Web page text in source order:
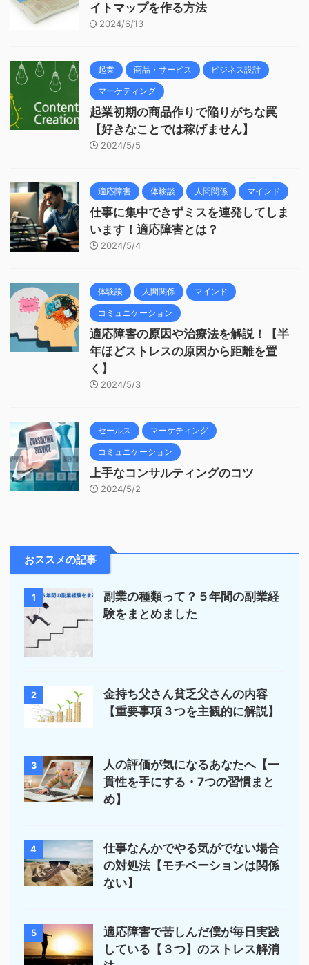
イトマップを作る方法
2024/6/13
起業 商品・サービス ビジネス設計
マーケティング
起業初期の商品作りで陥りがちな罠
【好きなことでは稼げません】
2024/5/5
適応障害 体験談 人間関係 マインド
仕事に集中できずミスを連発してしま
います！適応障害とは？
2024/5/4
体験談 人間関係 マインド
コミュニケーション
適応障害の原因や治療法を解説！【半
年ほどストレスの原因から距離を置
く】
2024/5/3
セールス マーケティング
コミュニケーション
上手なコンサルティングのコツ
2024/5/2
おススメの記事
1
副業の種類って？５年間の副業経
験をまとめました
2
金持ち父さん貧乏父さんの内容
【重要事項３つを主観的に解説】
3
人の評価が気になるあなたへ【一
貫性を手にする・7つの習慣まと
め】
4
仕事なんかでやる気がでない場合
の対処法【モチベーションは関係
ない】
5
適応障害で苦しんだ僕が毎日実践
している【３つ】のストレス解消